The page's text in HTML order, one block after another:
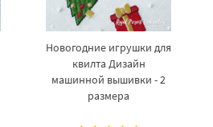
Новогодние игрушки для
квилта Дизайн
машинной вышивки - 2
размера